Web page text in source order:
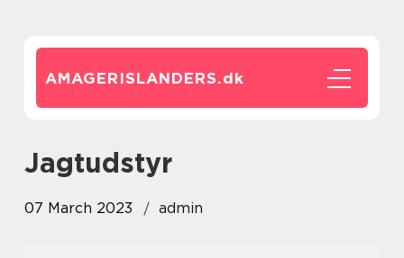
AMAGERISLANDERS.dk
jagtudstyr
07 March 2023 admin